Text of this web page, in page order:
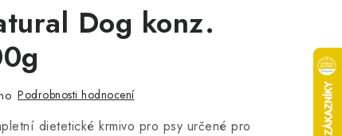
Dog konz.
Podrobnosti hodnocení
dietetické krmivo pro psy určené pro